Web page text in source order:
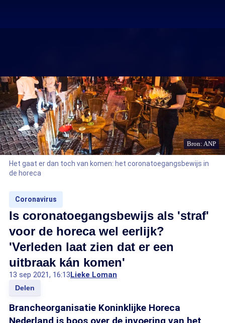
Bron: ANP
Het gaat er dan toch van komen: het coronatoegangsbewijs in
de horeca
Coronavirus
Is coronatoegangsbewijs als 'straf'
voor de horeca wel eerlijk?
'Verleden laat zien dat er een
uitbraak kán komen'
13 sep 2021, 16:13Lieke Loman
Delen
Brancheorganisatie Koninklijke Horeca